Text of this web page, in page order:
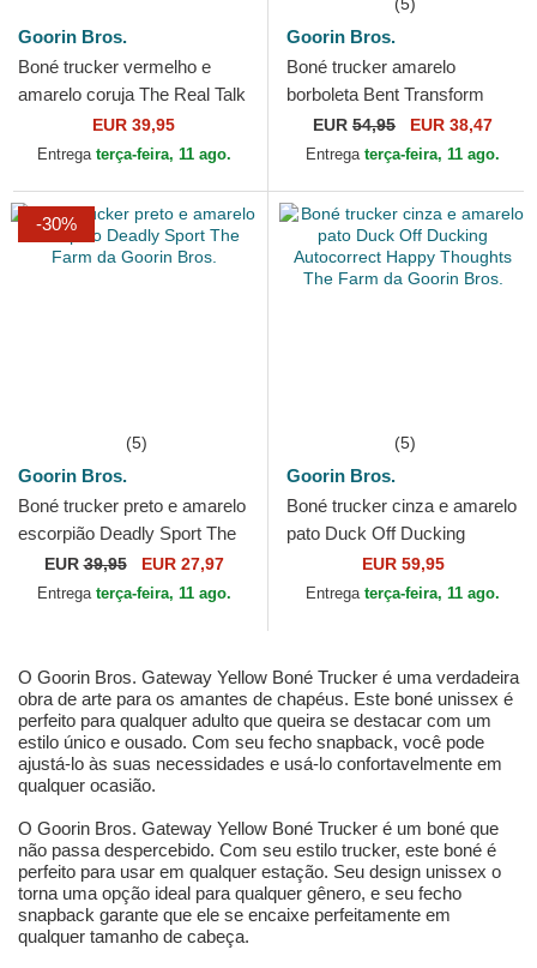
Goorin Bros.
Boné trucker vermelho e
amarelo coruja The Real Talk
Sport The Farm da Goorin
Bros.
EUR 39,95
Entrega terça-feira, 11 ago.
(5)
Goorin Bros.
Boné trucker amarelo
borboleta Bent Transform
Farmigami The Farm da
Goorin Bros.
EUR 54,95 EUR 38,47
Entrega terça-feira, 11 ago.
-30%
(5)
Goorin Bros.
Boné trucker preto e amarelo
escorpião Deadly Sport The
Farm da Goorin Bros.
EUR39,95 EUR 27,97
Entrega terça-feira, 11 ago.
(5)
Goorin Bros.
Boné trucker cinza e amarelo
pato Duck Off Ducking
Autocorrect Happy Thoughts
The Farm da Goorin...
EUR 59,95
Entrega terça-feira, 11 ago.
O Goorin Bros. Gateway Yellow Boné Trucker é uma verdadeira
obra de arte para os amantes de chapéus. Este boné unissex é
perfeito para qualquer adulto que queira se destacar com um
estilo único e ousado. Com seu fecho snapback, você pode
ajustá-lo às suas necessidades e usá-lo confortavelmente em
qualquer ocasião.
O Goorin Bros. Gateway Yellow Boné Trucker é um boné que
não passa despercebido. Com seu estilo trucker, este boné é
perfeito para usar em qualquer estação. Seu design unissex o
torna uma opção ideal para qualquer gênero, e seu fecho
snapback garante que ele se encaixe perfeitamente em
qualquer tamanho de cabeça.